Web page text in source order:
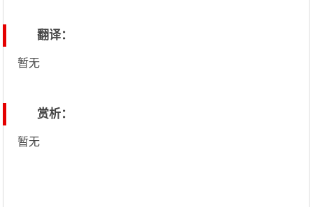
翻译：
暂无
赏析：
暂无